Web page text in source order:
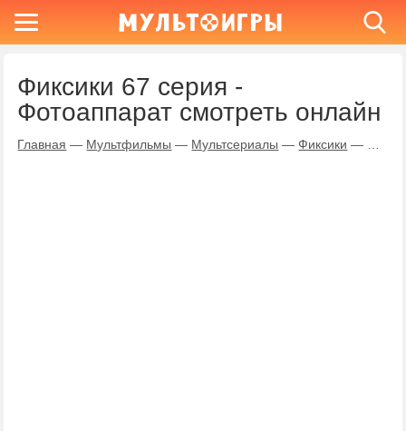
Фиксики 67 серия -
Фотоаппарат смотреть онлайн
Главная — Мультфильмы — Мультсериалы — Фиксики —